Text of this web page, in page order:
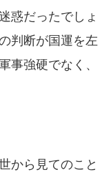
惑だったでしょ
判断が国運を左
事強硬でなく、
から見てのこと